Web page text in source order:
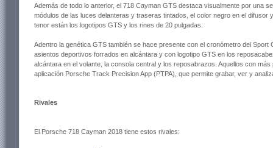
Además de todo lo anterior, el 718 Cayman GTS destaca visualmente por una
módulos de las luces delanteras y traseras tintados, el color negro en el difusor
tenor están los logotipos GTS y los rines de 20 pulgadas.
Adentro la genética GTS también se hace presente con el cronómetro del
asientos deportivos forrados en alcántara y con logotipo GTS en los
alcántara en el volante, la consola central y los reposabrazos. Aquellos con
aplicación Porsche Track Precision App (PTPA), que permite grabar, ver y
Rivales
El Porsche 718 Cayman 2018 tiene estos rivales: